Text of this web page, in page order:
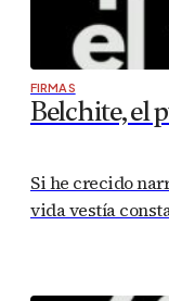
FIRMAS
Belchite, el
Si he crecido
vida vestía